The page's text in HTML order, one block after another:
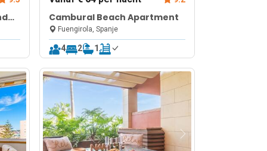
Cambural Beach Apartment
Fuengirola, Spanje
4 2 1